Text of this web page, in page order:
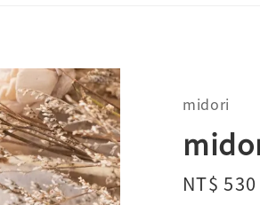
midori
Regular
NT$ 530